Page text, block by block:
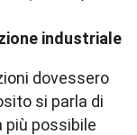
industriale
dovessero
si parla di
più possibile